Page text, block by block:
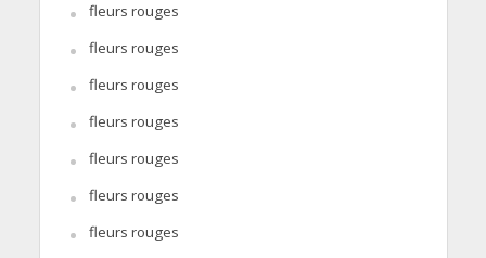
fleurs rouges
fleurs rouges
fleurs rouges
fleurs rouges
fleurs rouges
fleurs rouges
fleurs rouges